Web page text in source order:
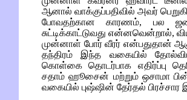
ஆனால் வாக்குப்பதிவில் அவர்
போவதற்கான காரணம், பல
சுட்டிக்காட்டுவது என்னவென்றால்,
முன்னாள் போர் வீரர் என்பதுதான்
தந்திரம் இந்த வகையில்
கொள்கை தொடர்பாக எதிர்ப்பு
சதாம் ஹூசைன் மற்றும் ஒசாமா
வகையில் புஷ்ஷின் தேர்தல்